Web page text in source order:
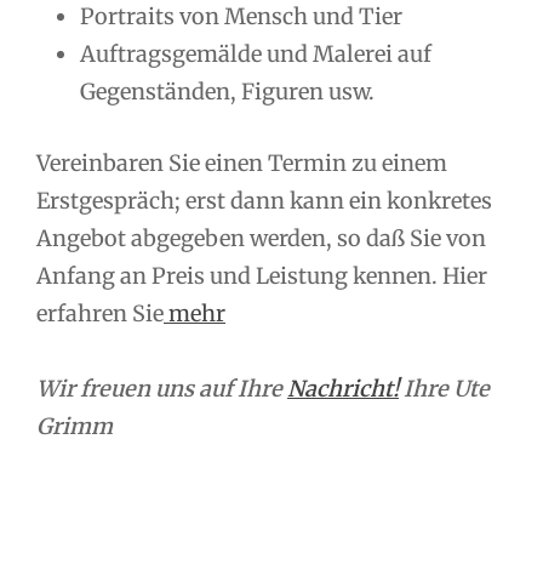
Portraits von Mensch und Tier
Auftragsgemälde und Malerei auf
Gegenständen, Figuren usw.
Vereinbaren Sie einen Termin zu einem
Erstgespräch; erst dann kann ein konkretes
Angebot abgegeben werden, so daß Sie von
Anfang an Preis und Leistung kennen. Hier
erfahren Siemehr
Wir freuen uns auf IhreNachricht!Ihre Ute
Grimm